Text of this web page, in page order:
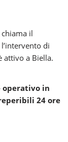
il
di
attivo a Biella.
operativo in
24 ore